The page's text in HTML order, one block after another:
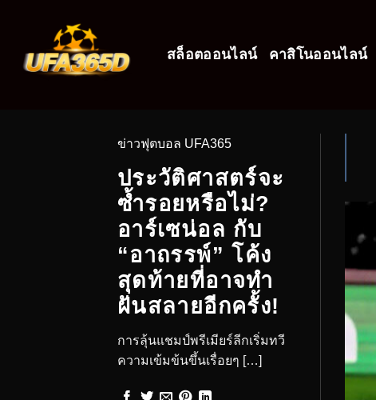
สล็อตออนไลน์ คาสิโนออนไลน์
ข่าวฟุตบอล UFA365
ประวัติศาสตร์จะ
ซ้ำรอยหรือไม่?
อาร์เซน่อล กับ
“อาถรรพ์” โค้ง
สุดท้ายที่อาจทำ
ฝันสลายอีกครั้ง!
การลุ้นแชมป์พรีเมียร์ลีกเริ่มทวี
ความเข้มข้นขึ้นเรื่อยๆ […]